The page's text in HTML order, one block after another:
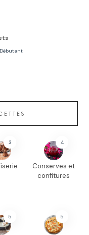
Débutant
3 4
Conserves et
confitures
5 5